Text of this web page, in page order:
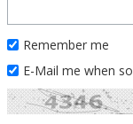
Remember me
E-Mail me when